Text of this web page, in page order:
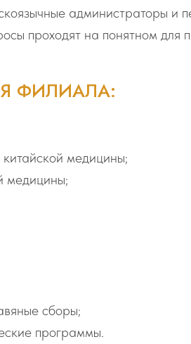
администраторы и
проходят на понятном для
ФИЛИАЛА:
медицины;
медицины;
сборы;
программы.